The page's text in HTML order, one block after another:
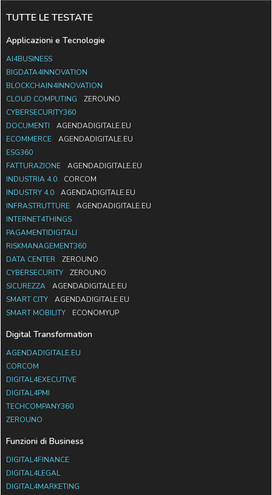
TUTTE LE TESTATE
Applicazioni e Tecnologie
AI4BUSINESS
BIGDATA4INNOVATION
BLOCKCHAIN4INNOVATION
CLOUD COMPUTING
ZEROUNO
CYBERSECURITY360
DOCUMENTI
AGENDADIGITALE.EU
ECOMMERCE
AGENDADIGITALE.EU
ESG360
FATTURAZIONE
AGENDADIGITALE.EU
INDUSTRIA 4.0
CORCOM
INDUSTRY 4.0
AGENDADIGITALE.EU
INFRASTRUTTURE
AGENDADIGITALE.EU
INTERNET4THINGS
PAGAMENTIDIGITALI
RISKMANAGEMENT360
DATA CENTER
ZEROUNO
CYBERSECURITY
ZEROUNO
SICUREZZA
AGENDADIGITALE.EU
SMART CITY
AGENDADIGITALE.EU
SMART MOBILITY
ECONOMYUP
Digital Transformation
AGENDADIGITALE.EU
CORCOM
DIGITAL4EXECUTIVE
DIGITAL4PMI
TECHCOMPANY360
ZEROUNO
Funzioni di Business
DIGITAL4FINANCE
DIGITAL4LEGAL
DIGITAL4MARKETING